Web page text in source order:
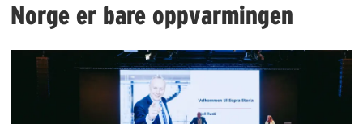
Norge er bare oppvarmingen